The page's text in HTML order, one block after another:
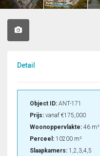
Detail
Object ID: ANT-171
Prijs: vanaf €175,000
Woonoppervlakte: 46 m²
Perceel: 10200 m²
Slaapkamers: 1,2,3,4,5